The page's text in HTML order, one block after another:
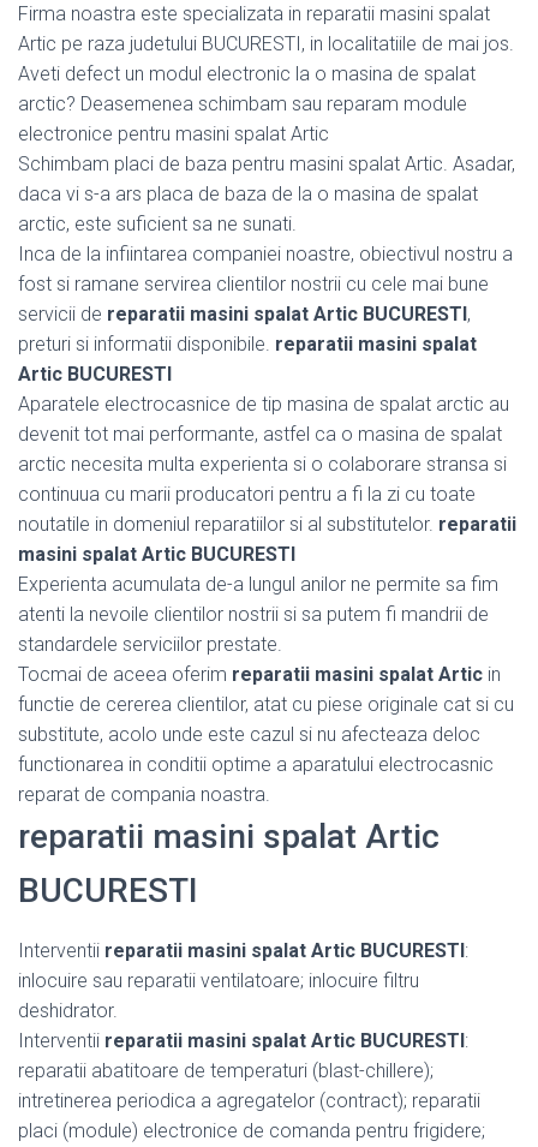
Firma noastra este specializata in reparatii masini spalat
Artic pe raza judetului BUCURESTI, in localitatiile de mai jos.
Aveti defect un modul electronic la o masina de spalat
arctic? Deasemenea schimbam sau reparam module
electronice pentru masini spalat Artic
Schimbam placi de baza pentru masini spalat Artic. Asadar,
daca vi s-a ars placa de baza de la o masina de spalat
arctic, este suficient sa ne sunati.
Inca de la infiintarea companiei noastre, obiectivul nostru a
fost si ramane servirea clientilor nostrii cu cele mai bune
servicii de reparatii masini spalat Artic BUCURESTI,
preturi si informatii disponibile. reparatii masini spalat
Artic BUCURESTI
Aparatele electrocasnice de tip masina de spalat arctic au
devenit tot mai performante, astfel ca o masina de spalat
arctic necesita multa experienta si o colaborare stransa si
continuua cu marii producatori pentru a fi la zi cu toate
noutatile in domeniul reparatiilor si al substitutelor. reparatii
masini spalat Artic BUCURESTI
Experienta acumulata de-a lungul anilor ne permite sa fim
atenti la nevoile clientilor nostrii si sa putem fi mandrii de
standardele serviciilor prestate.
Tocmai de aceea oferim reparatii masini spalat Artic in
functie de cererea clientilor, atat cu piese originale cat si cu
substitute, acolo unde este cazul si nu afecteaza deloc
functionarea in conditii optime a aparatului electrocasnic
reparat de compania noastra.
reparatii masini spalat Artic
BUCURESTI
Interventii reparatii masini spalat Artic BUCURESTI:
inlocuire sau reparatii ventilatoare; inlocuire filtru
deshidrator.
Interventii reparatii masini spalat Artic BUCURESTI:
reparatii abatitoare de temperaturi (blast-chillere);
intretinerea periodica a agregatelor (contract); reparatii
placi (module) electronice de comanda pentru frigidere;